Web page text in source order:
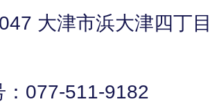
大津市浜大津四丁
：077-511-9182